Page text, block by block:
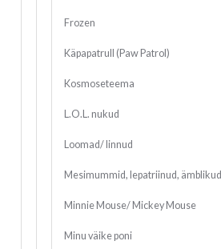
Frozen
Käpapatrull (Paw Patrol)
Kosmoseteema
L.O.L. nukud
Loomad/ linnud
Mesimummid, lepatriinud, ämblikud
Minnie Mouse/ Mickey Mouse
Minu väike poni